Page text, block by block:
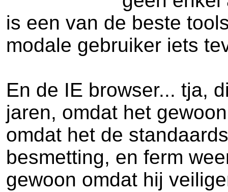
is een van de beste
modale gebruiker iets
En de IE browser... tja,
jaren, omdat het
omdat het de
besmetting, en ferm
gewoon omdat hij